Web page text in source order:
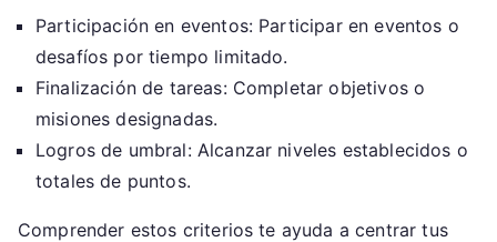
Participación en eventos: Participar en eventos o
desafíos por tiempo limitado.
Finalización de tareas: Completar objetivos o
misiones designadas.
Logros de umbral: Alcanzar niveles establecidos o
totales de puntos.
Comprender estos criterios te ayuda a centrar tus